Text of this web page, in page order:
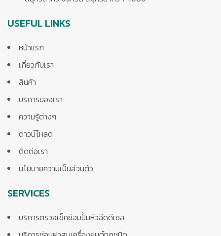
USEFUL LINKS
หน้าแรก
เกี่ยวกับเรา
สินค้า
บริการของเรา
ความรู้ต่างๆ
ดาวน์โหลด
ติดต่อเรา
นโยบายความเป็นส่วนตัว
SERVICES
บริการตรวจเช็คซ่อมปั้มหัวฉีดดีเซล